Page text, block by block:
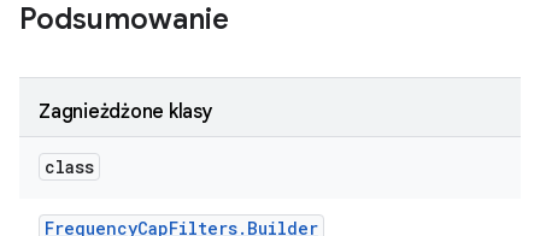
Podsumowanie
Zagnieżdżone klasy
class
FrequencyCapFilters. Builder